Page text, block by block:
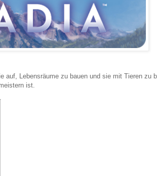
auf, Lebensräume zu bauen und sie mit Tieren zu
ist.